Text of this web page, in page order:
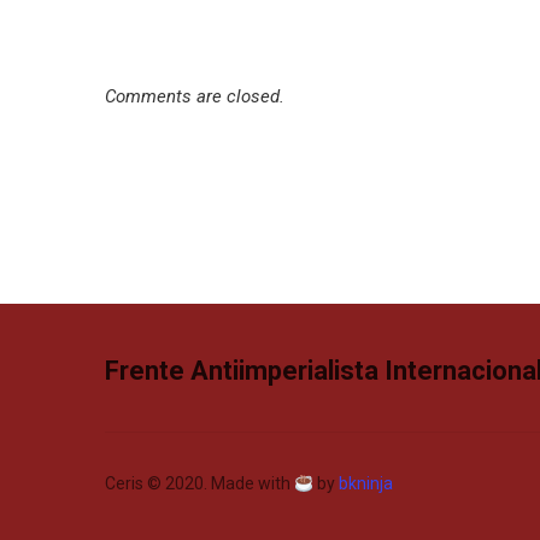
Comments are closed.
Frente Antiimperialista
Ceris © 2020. Made with by bkninja